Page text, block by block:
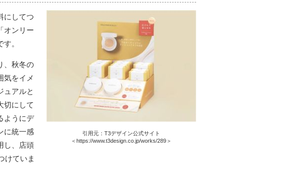
引用元：T3デザイン公式サイト
＜https://www.t3design.co.jp/works/289＞
にしてつ
オンリー
。
、秋冬の
気をイメ
ュアルと
切にして
ようにデ
に統一感
し、店頭
けていま